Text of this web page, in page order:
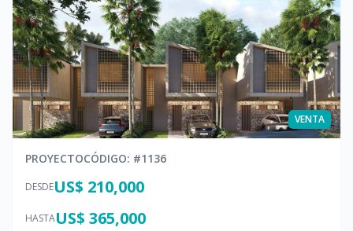
VENTA
PROYECTOCÓDIGO: #1136
DESDEUS$ 210,000
HASTAUS$ 365,000